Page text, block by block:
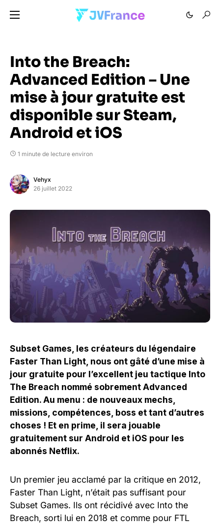
Into the Breach:
Advanced Edition – Une
mise à jour gratuite est
disponible sur Steam,
Android et iOS
1 minute de lecture environ
Vehyx
26 juillet 2022
Subset Games, les créateurs du légendaire
Faster Than Light, nous ont gâté d’une mise à
jour gratuite pour l’excellent jeu tactique Into
The Breach nommé sobrement Advanced
Edition. Au menu : de nouveaux mechs,
missions, compétences, boss et tant d’autres
choses ! Et en prime, il sera jouable
gratuitement sur Android et iOS pour les
abonnés Netflix.
Un premier jeu acclamé par la critique en 2012,
Faster Than Light, n’était pas suffisant pour
Subset Games. Ils ont récidivé avec Into the
Breach, sorti lui en 2018 et comme pour FTL